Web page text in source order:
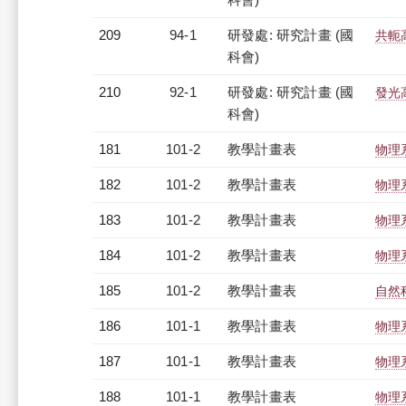
209 94-1
研發處: 研究計畫 (國
科會)
共軛
210 92-1
研發處: 研究計畫 (國
科會)
發光
181 101-2 教學計畫表 物理
182 101-2 教學計畫表 物理
183 101-2 教學計畫表 物理
184 101-2 教學計畫表 物理
185 101-2 教學計畫表 自然
186 101-1 教學計畫表 物理
187 101-1 教學計畫表 物理
188 101-1 教學計畫表 物理